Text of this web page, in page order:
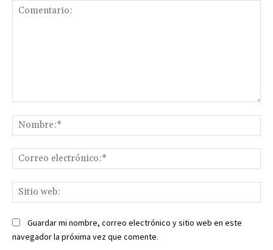
Guardar mi nombre, correo electrónico y sitio web en este
navegador la próxima vez que comente.